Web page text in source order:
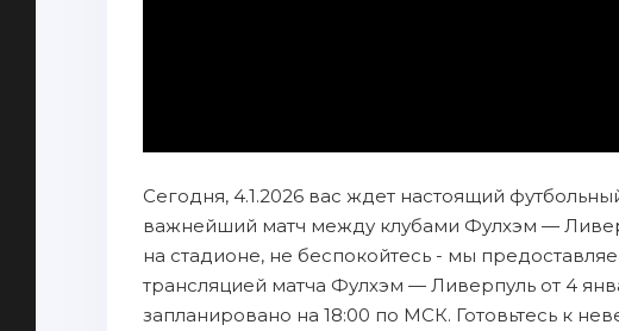
Сегодня, 4.1.2026 вас ждет настоящий
важнейший матч между клубами Фулхэм —
на стадионе, не беспокойтесь - мы
трансляцией матча Фулхэм — Ливерпуль от 4
запланировано на 18:00 по МСК. Готовьтесь к